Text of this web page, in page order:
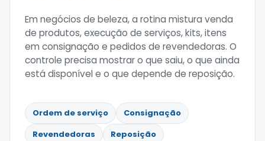
Em negócios de beleza, a rotina mistura venda
de produtos, execução de serviços, kits, itens
em consignação e pedidos de revendedoras. O
controle precisa mostrar o que saiu, o que ainda
está disponível e o que depende de reposição.
Ordem de serviço
Consignação
Revendedoras
Reposição